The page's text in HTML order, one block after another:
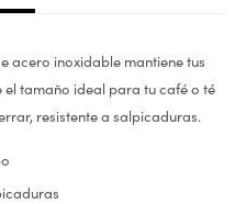
acero inoxidable mantiene tus
el tamaño ideal para tu café o té
resistente a salpicaduras.